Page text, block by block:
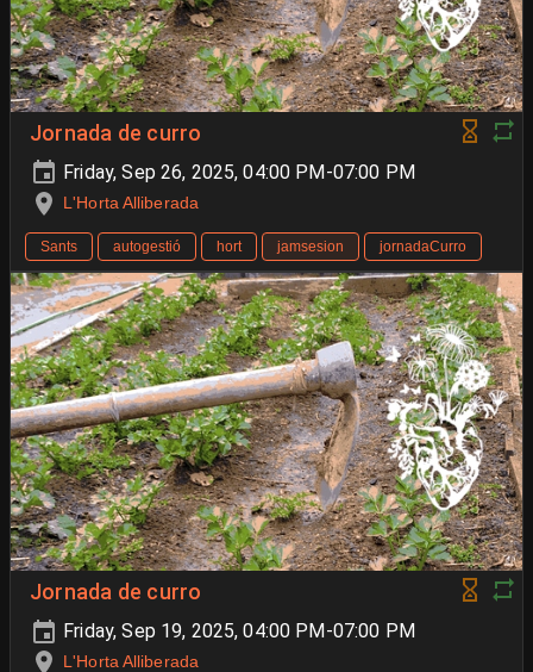
Jornada de curro
Friday, Sep 26, 2025, 04:00 PM-07:00 PM
L'Horta Alliberada
Sants autogestió hort jamsesion jornadaCurro
Jornada de curro
Friday, Sep 19, 2025, 04:00 PM-07:00 PM
L'Horta Alliberada